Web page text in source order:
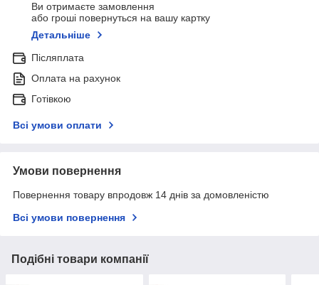
Ви отримаєте замовлення
або гроші повернуться на вашу картку
Детальніше
Післяплата
Оплата на рахунок
Готівкою
Всі умови оплати
Умови повернення
Повернення товару впродовж 14 днів за домовленістю
Всі умови повернення
Подібні товари компанії